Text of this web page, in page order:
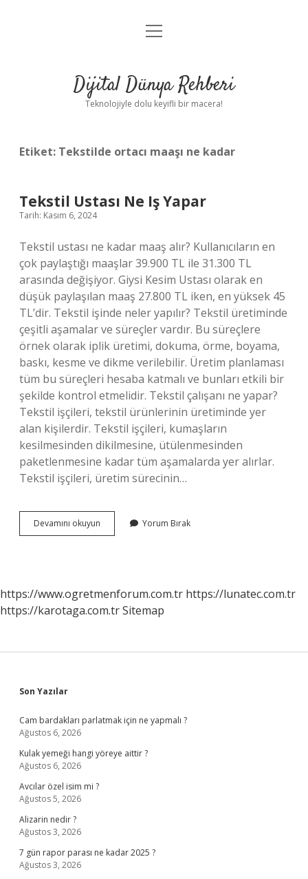
Anasayfa
Yasal Uyarı
menüyü
Dijital Dünya Rehberi
Teknolojiyle dolu keyifli bir macera!
Etiket: Tekstilde ortacı maaşı ne kadar
Tekstil Ustası Ne Iş Yapar
Tarih: Kasım 6, 2024
Tekstil ustası ne kadar maaş alır? Kullanıcıların en
çok paylaştığı maaşlar 39.900 TL ile 31.300 TL
arasında değişiyor. Giysi Kesim Ustası olarak en
düşük paylaşılan maaş 27.800 TL iken, en yüksek 45
TL’dir. Tekstil işinde neler yapılır? Tekstil üretiminde
çeşitli aşamalar ve süreçler vardır. Bu süreçlere
örnek olarak iplik üretimi, dokuma, örme, boyama,
baskı, kesme ve dikme verilebilir. Üretim planlaması
tüm bu süreçleri hesaba katmalı ve bunları etkili bir
şekilde kontrol etmelidir. Tekstil çalışanı ne yapar?
Tekstil işçileri, tekstil ürünlerinin üretiminde yer
alan kişilerdir. Tekstil işçileri, kumaşların
kesilmesinden dikilmesine, ütülenmesinden
paketlenmesine kadar tüm aşamalarda yer alırlar.
Tekstil işçileri, üretim sürecinin…
Devamını okuyun
Ustası
Yorum Bırak
https://www.ogretmenforum.com.tr https://lunatec.com.tr
https://karotaga.com.trSitemap
Sidebar
Son Yazılar
Cam bardakları parlatmak için ne yapmalı ?
Ağustos 6, 2026
Kulak yemeği hangi yöreye aittir ?
Ağustos 6, 2026
Avcılar özel isim mi ?
Ağustos 5, 2026
Alizarin nedir ?
Ağustos 3, 2026
7 gün rapor parası ne kadar 2025 ?
Ağustos 3, 2026